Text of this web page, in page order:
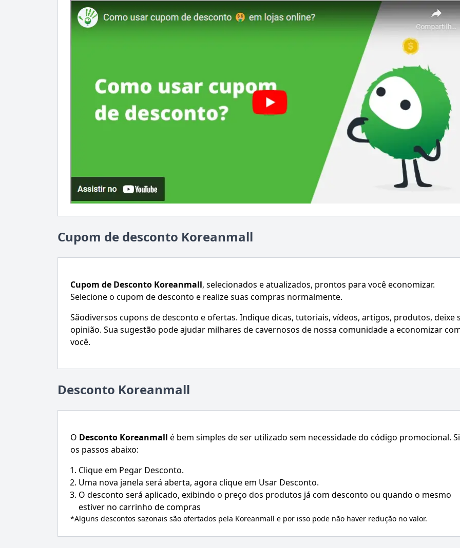
Cupom de desconto Koreanmall
Cupom de Desconto Koreanmall, selecionados e atualizados, prontos para você economizar.
Selecione o cupom de desconto e realize suas compras normalmente.
Sãodiversos cupons de desconto e ofertas. Indique dicas, tutoriais, vídeos, artigos, produtos, deixe
opinião. Sua sugestão pode ajudar milhares de cavernosos de nossa comunidade a economizar
você.
Desconto Koreanmall
O Desconto Koreanmall é bem simples de ser utilizado sem necessidade do código promocional.
os passos abaixo:
Clique em Pegar Desconto.
Uma nova janela será aberta, agora clique em Usar Desconto.
O desconto será aplicado, exibindo o preço dos produtos já com desconto ou quando o mesmo
estiver no carrinho de compras
*Alguns descontos sazonais são ofertados pela Koreanmall e por isso pode não haver redução no valor.